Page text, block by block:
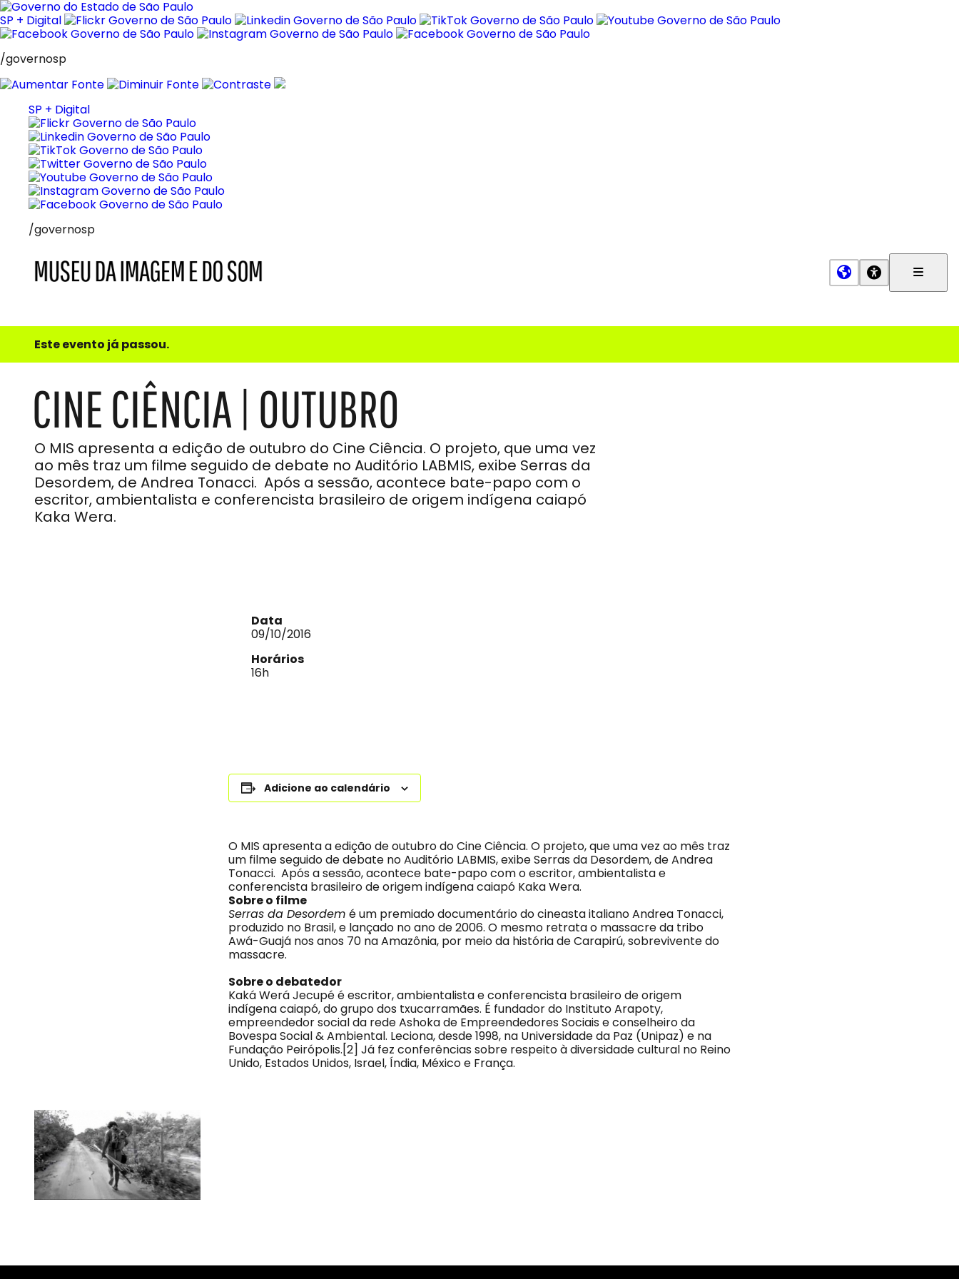
Pular
para
o
SP + Digital
/governosp
SP + Digital
/governosp
e
do
Som
Este evento já passou.
CINE CIÊNCIA | OUTUBRO
O MIS apresenta a edição de outubro do Cine Ciência. O projeto, que uma vez
ao mês traz um filme seguido de debate no Auditório LABMIS, exibe Serras da
Desordem, de Andrea Tonacci. Após a sessão, acontece bate-papo com o
escritor, ambientalista e conferencista brasileiro de origem indígena caiapó
Kaka Wera.
Data
09/10/2016
Horários
16h
Adicione ao calendário
O MIS apresenta a edição de outubro do Cine Ciência. O projeto, que uma vez ao mês traz
um filme seguido de debate no Auditório LABMIS, exibe Serras da Desordem, de Andrea
Tonacci. Após a sessão, acontece bate-papo com o escritor, ambientalista e
conferencista brasileiro de origem indígena caiapó Kaka Wera.
Sobre o filme
Serras da Desordem é um premiado documentário do cineasta italiano Andrea Tonacci,
produzido no Brasil, e lançado no ano de 2006. O mesmo retrata o massacre da tribo
Awá-Guajá nos anos 70 na Amazônia, por meio da história de Carapirú, sobrevivente do
massacre.
Sobre o debatedor
Kaká Werá Jecupé é escritor, ambientalista e conferencista brasileiro de origem
indígena caiapó, do grupo dos txucarramães. É fundador do Instituto Arapoty,
empreendedor social da rede Ashoka de Empreendedores Sociais e conselheiro da
Bovespa Social & Ambiental. Leciona, desde 1998, na Universidade da Paz (Unipaz) e na
Fundação Peirópolis.[2] Já fez conferências sobre respeito à diversidade cultural no Reino
Unido, Estados Unidos, Israel, Índia, México e França.